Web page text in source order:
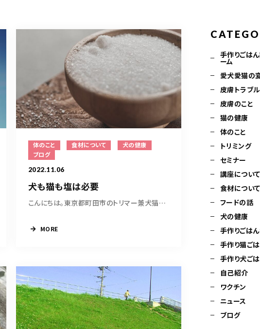
体のこと 食材について
犬の健康
ブログ
2022.11.06
犬も猫も塩は必要
こんにちは。東京都町田市のトリマー兼犬猫ごは...
MORE
手作りごは
ーム
愛犬愛猫の
皮膚トラブ
皮膚のこと
猫の健康
体のこと
トリミング
セミナー
講座について
食材について
フードの話
犬の健康
手作りごは
手作り猫ご
手作り犬ご
自己紹介
ワクチン
ニュース
ブログ